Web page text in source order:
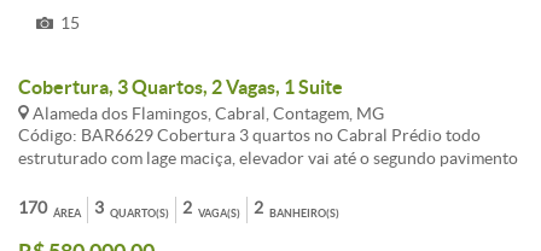
15
Cobertura, 3 Quartos, 2 Vagas, 1 Suite
Alameda dos Flamingos, Cabral, Contagem, MG
Código: BAR6629 Cobertura 3 quartos no Cabral Prédio todo
estruturado com lage maciça, elevador vai até o segundo pavimento
cozinha e 02 banheiros. Água e gás individual. Excelente
localização, 100 mts do Shopping Contagem 3 quartos com piso em
ÁREA
170 QUARTO(S)
3 VAGA(S)
2 BANHEIRO(S)
2